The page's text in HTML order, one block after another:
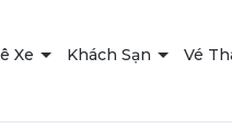
Xe Khách Sạn Vé